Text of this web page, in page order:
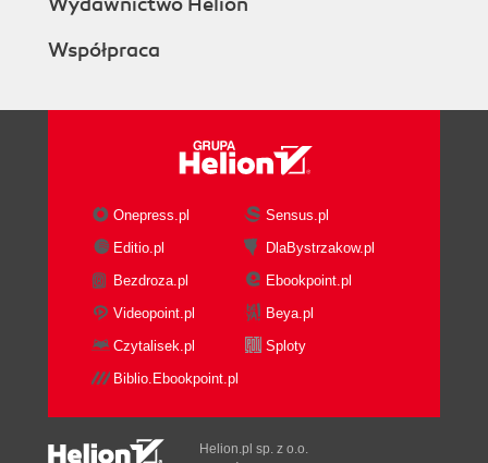
Współpraca
Onepress.pl
Sensus.pl
Editio.pl
DlaBystrzakow.pl
Bezdroza.pl
Ebookpoint.pl
Videopoint.pl
Beya.pl
Czytalisek.pl
Sploty
Biblio.Ebookpoint.pl
Helion.pl sp. z o.o.